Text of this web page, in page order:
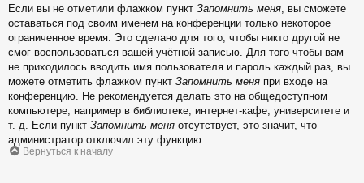
Если вы не отметили флажком пункт Запомнить меня, вы сможете
оставаться под своим именем на конференции только некоторое
ограниченное время. Это сделано для того, чтобы никто другой не
смог воспользоваться вашей учётной записью. Для того чтобы вам
не приходилось вводить имя пользователя и пароль каждый раз, вы
можете отметить флажком пункт Запомнить меня при входе на
конференцию. Не рекомендуется делать это на общедоступном
компьютере, например в библиотеке, интернет-кафе, университете и
т. д. Если пункт Запомнить меня отсутствует, это значит, что
администратор отключил эту функцию.
Вернуться к началу